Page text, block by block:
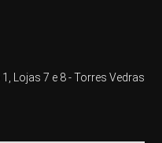
Lojas 7 e 8 - Torres Vedras